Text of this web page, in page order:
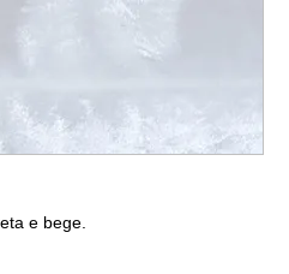
e bege.